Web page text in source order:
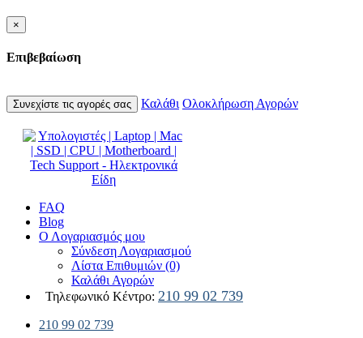
×
Επιβεβαίωση
Συνεχίστε τις αγορές σας Καλάθι Ολοκλήρωση Αγορών
FAQ
Blog
Ο Λογαριασμός μου
Σύνδεση Λογαριασμού
Λίστα Επιθυμιών (0)
Καλάθι Αγορών
Τηλεφωνικό Κέντρο: 210 99 02 739
210 99 02 739